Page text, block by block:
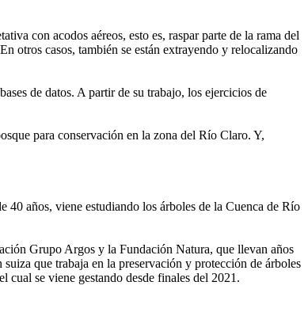
con acodos aéreos, esto es, raspar parte de la rama del
otros casos, también se están extrayendo y relocalizando
de datos. A partir de su trabajo, los ejercicios de
para conservación en la zona del Río Claro. Y,
años, viene estudiando los árboles de la Cuenca de Río
Grupo Argos y la Fundación Natura, que llevan años
que trabaja en la preservación y protección de árboles
cual se viene gestando desde finales del 2021.